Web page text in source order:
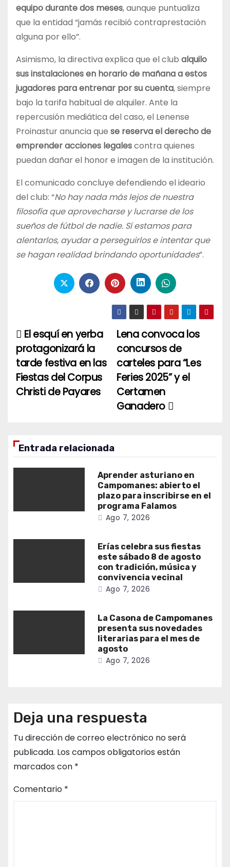
equipo durante dos meses, aunque puntualiza
que la entidad “jamás recibió contraprestación
alguna por ello”.
Asimismo, la directiva explica que el club alquilo
sus instalaciones en horario de mañana a estos
jugadores para entrenar por su cuenta, siempre
bajo la tarifa habitual de alquiler. Ante la
repercusión mediática del caso, el Lenense
Proinastur anuncia que se reserva el derecho de
emprender acciones legalescontra quienes
puedan dañar el honor e imagen de la institución.
El comunicado concluye defendiendo el ideario
del club: “No hay nada más lejos de nuestra
filosofía que aprovecharse y lucrarse de los
sueños de fútbol de nadie. Sí estamos para
alentarlos, ayudar a perseguirlos e intentar que
se hagan realidad brindando oportunidades”.
Navegación
de
entradas
Lena convoca los
concursos de
carteles para “Les
Feries 2025” y el
Certamen
Ganadero
El esquí en yerba
protagonizará la
tarde festiva en las
Fiestas del Corpus
Christi de Payares
Entrada relacionada
Aprender asturiano en
Campomanes: abierto el
plazo para inscribirse en el
programa Falamos
Ago 7, 2026
Erías celebra sus fiestas
este sábado 8 de agosto
con tradición, música y
convivencia vecinal
Ago 7, 2026
La Casona de Campomanes
presenta sus novedades
literarias para el mes de
agosto
Ago 7, 2026
Deja una respuesta
Tu dirección de correo electrónico no será
publicada. Los campos obligatorios están
marcados con *
Comentario *